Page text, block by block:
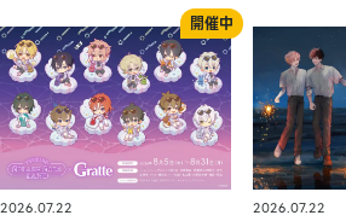
2026.07.22 2026.07.22